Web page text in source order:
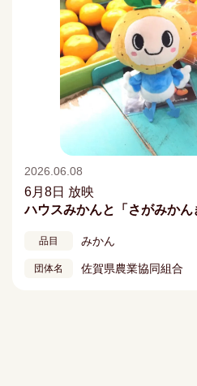
2026.06.08
6月8日 放映
ハウスみかんと「さがみかん
品目 みかん
団体名 佐賀県農業協同組合